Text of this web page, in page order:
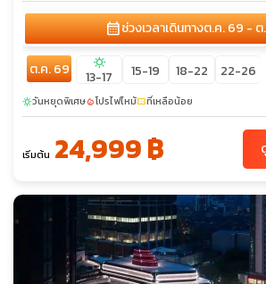
calendar_monthช่วงเวลาเดินทางต.ค. 69 - ต
ต.ค. 69 sunny
13-17 15-19 18-22 22-26
sunnyวันหยุดพิเศษlocal_fire_departmentโปรไฟไหม้confirmation_numberที่เหลือน้อย
เริ่มต้น 24,999 ฿